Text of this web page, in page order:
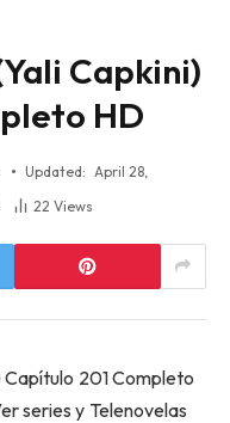
Capkini)
HD
Updated: April 28,
22 Views
201 Completo
series y Telenovelas